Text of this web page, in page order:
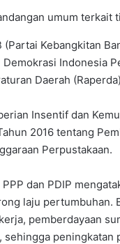
umum terkait
(Partai Kebangkitan
Indonesia
Daerah
Insentif dan
2016 tentang
Perpustakaan.
dan PDIP
laju
pemberdayaan
sehingga